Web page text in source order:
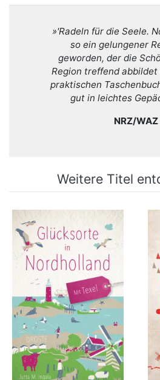
»'Radeln für die Seele.
so ein gelungener
geworden, der die
Region treffend abbildet
praktischen
gut in leichtes
NRZ/WAZ
Weitere Titel
Glücksorte in
Nordholland. Mit
Texel
mehr Infos …